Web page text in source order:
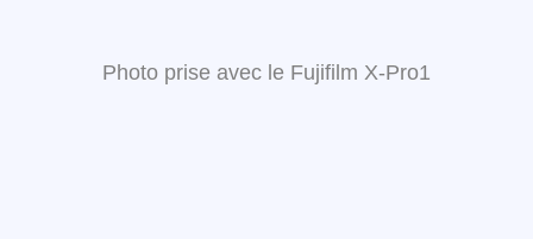
Photo prise avec le Fujifilm X-Pro1